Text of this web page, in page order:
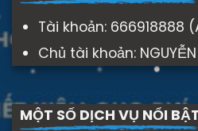
Tài khoản: 666918888
Chủ tài khoản:
MỘT SỐ DỊCH VỤ NỔI